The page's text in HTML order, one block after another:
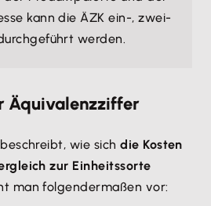
kann die ÄZK ein-, zwei-
werden.
Äquivalenzziffer
wie sichdie Kosten
zur Einheitssorte
man folgendermaßen vor: